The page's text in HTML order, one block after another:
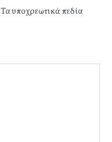
Τα υποχρεωτικά πεδία